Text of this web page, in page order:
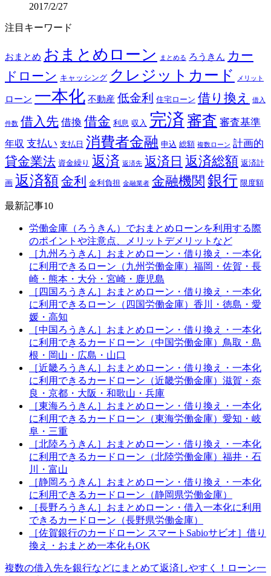
2017/2/27
注目キーワード
おまとめ おまとめローン まとめる ろうきん カー
ドローン キャッシング クレジットカード メリット
ローン 一本化 不動産 低金利 住宅ローン 借り換え 借入
件数 借入先 借換 借金 利息 収入 完済 審査 審査基準
年収 支払い 支払日 消費者金融 申込 総額 複数ローン 計画的
貸金業法 資金繰り 返済 返済先 返済日 返済総額 返済計
画 返済額金利 金利負担 金融業者 金融機関 銀行 限度額
最新記事10
労働金庫（ろうきん）でおまとめローンを利用する際
のポイントや注意点、メリットデメリットなど
［九州ろうきん］おまとめローン・借り換え・一本化
に利用できるローン（九州労働金庫）福岡・佐賀・長
崎・熊本・大分・宮崎・鹿児島
［四国ろうきん］おまとめローン・借り換え・一本化
に利用できるローン（四国労働金庫）香川・徳島・愛
媛・高知
［中国ろうきん］おまとめローン・借り換え・一本化
に利用できるカードローン（中国労働金庫）鳥取・島
根・岡山・広島・山口
［近畿ろうきん］おまとめローン・借り換え・一本化
に利用できるカードローン（近畿労働金庫）滋賀・奈
良・京都・大阪・和歌山・兵庫
［東海ろうきん］おまとめローン・借り換え・一本化
に利用できるカードローン（東海労働金庫）愛知・岐
阜・三重
［北陸ろうきん］おまとめローン・借り換え・一本化
に利用できるカードローン（北陸労働金庫）福井・石
川・富山
［静岡ろうきん］おまとめローン・借り換え・一本化
に利用できるカードローン（静岡県労働金庫）
［長野ろうきん］おまとめローン・借入一本化に利用
できるカードローン（長野県労働金庫）
［佐賀銀行のカードローン スマートSabioサビオ］借り
換え・おまとめ一本化もOK
複数の借入先を銀行などにまとめて返済しやすく！ローン一